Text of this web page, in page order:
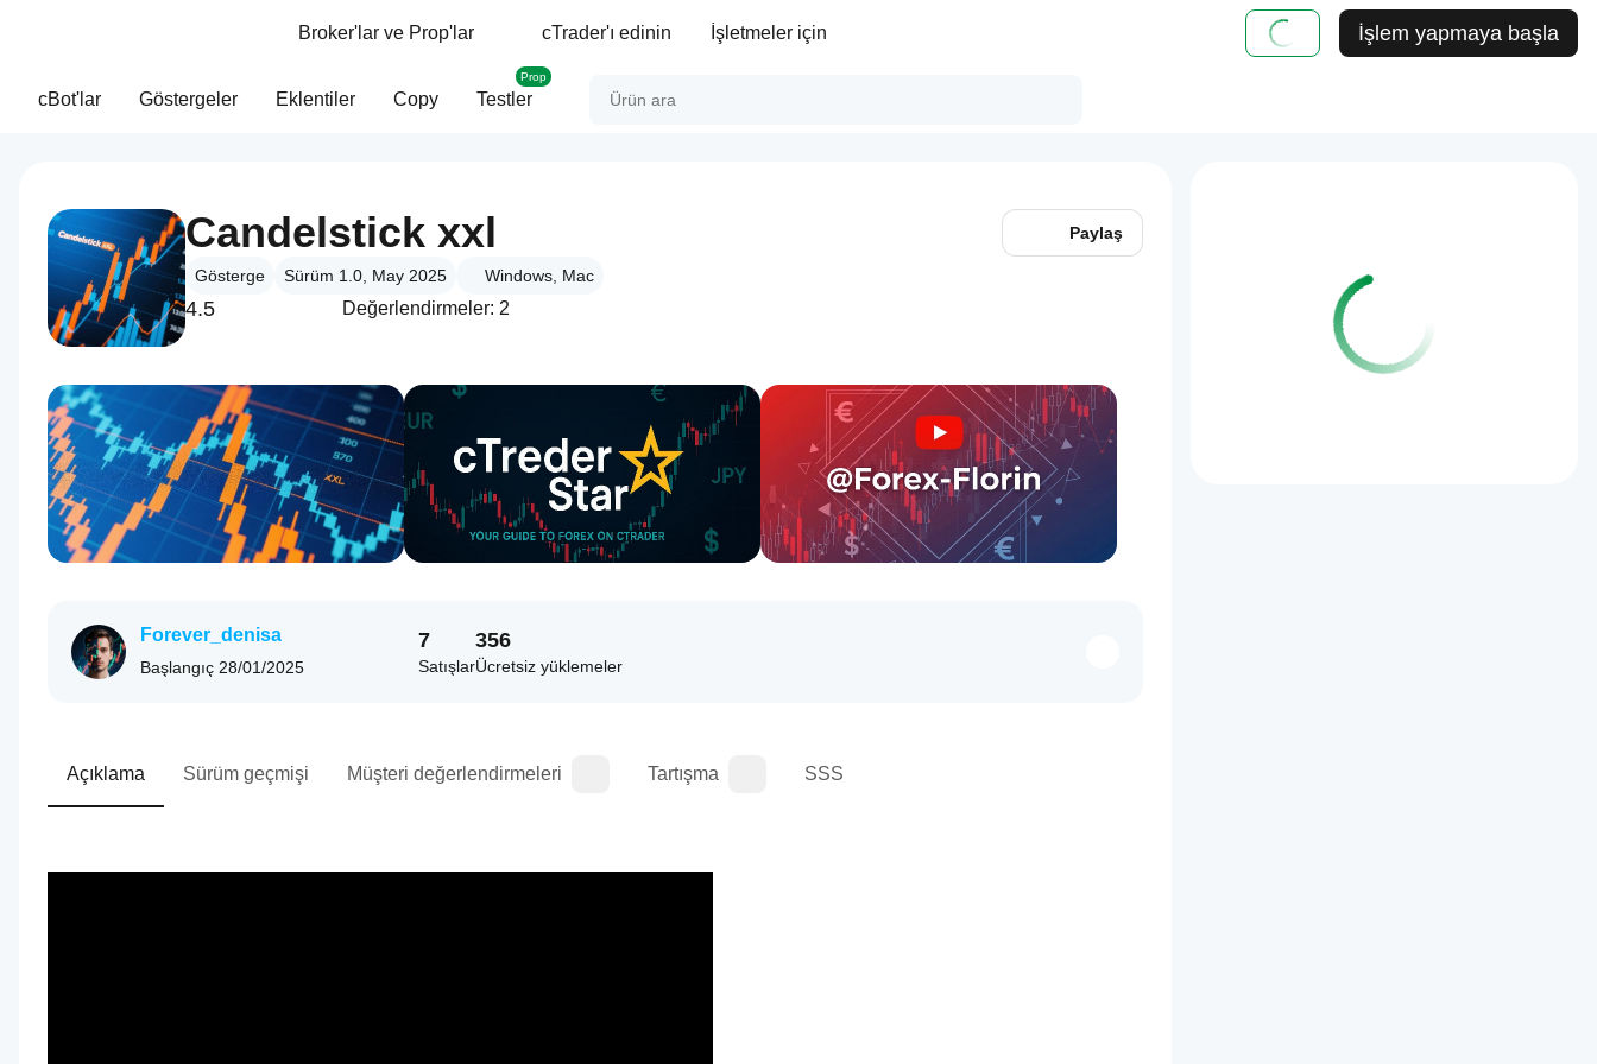
Broker'lar ve Prop'lar cTrader'ı edinin İşletmeler için İşlem yapmaya başla
cBot'lar Göstergeler Eklentiler Copy Testler
Prop
Candelstick xxl
Gösterge Sürüm 1.0, May 2025 Windows, Mac
4.5 Değerlendirmeler: 2
Paylaş
Forever_denisa
Başlangıç 28/01/2025
7
Satışlar
356
Ücretsiz yüklemeler
Açıklama Sürüm geçmişi Müşteri değerlendirmeleri Tartışma SSS